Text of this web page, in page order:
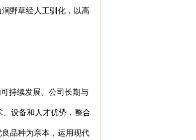
野草经人工驯化，以高
持续发展。公司长期与
设备和人才优势，整合
品种为亲本，运用现代